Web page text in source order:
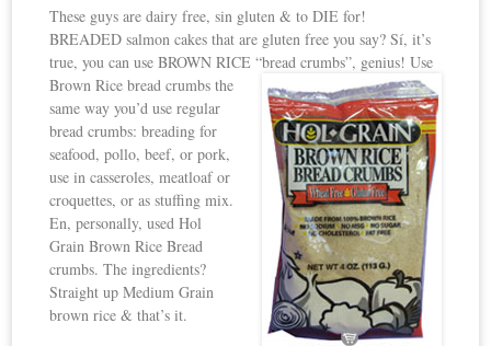
These guys are dairy free, sin gluten & to DIE for!
BREADED salmon cakes that are gluten free you say? Sí, it’s
true, you can use BROWN RICE “bread crumbs”, genius! Use
BrownRice bread crumbs the
same way you’d use regular
bread crumbs: breading for
seafood, pollo, beef, or pork,
use in casseroles, meatloaf or
croquettes, or as stuffing mix.
En, personally, used Hol
Grain Brown Rice Bread
crumbs. The ingredients?
Straight up Medium Grain
brown rice & that’s it.